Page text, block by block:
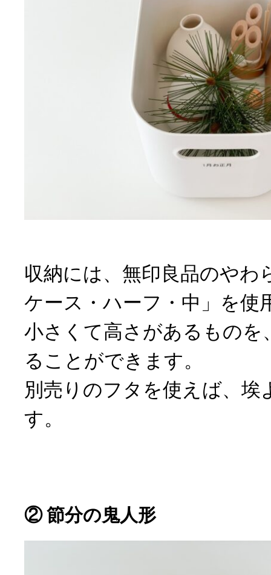
収納には、無印良品のやわ
ケース・ハーフ・中」を使
小さくて高さがあるものを
ることができます。
別売りのフタを使えば、埃
す。
② 節分の鬼人形